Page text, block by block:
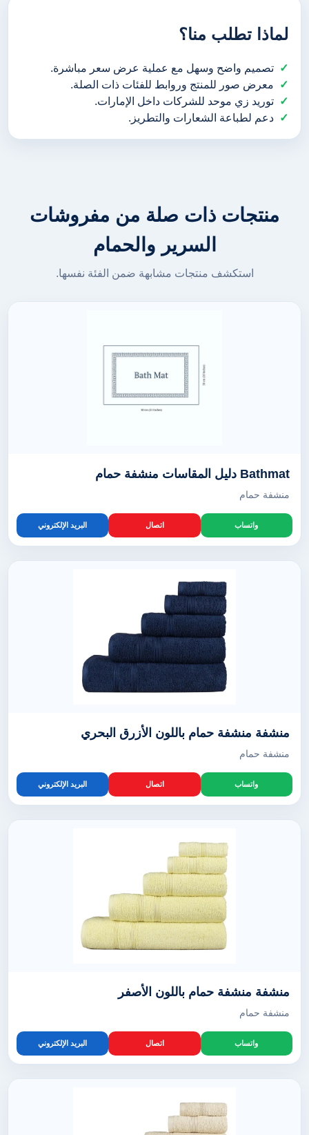
لماذا تطلب منا؟
تصميم واضح وسهل مع عملية عرض سعر مباشرة.
معرض صور للمنتج وروابط للفئات ذات الصلة.
توريد زي موحد للشركات داخل الإمارات.
دعم لطباعة الشعارات والتطريز.
منتجات ذات صلة من مفروشات
السرير والحمام
استكشف منتجات مشابهة ضمن الفئة نفسها.
Bathmat دليل المقاسات منشفة حمام
منشفة حمام
واتساب اتصال البريد الإلكتروني
منشفة منشفة حمام باللون الأزرق البحري
منشفة حمام
واتساب اتصال البريد الإلكتروني
منشفة منشفة حمام باللون الأصفر
منشفة حمام
واتساب اتصال البريد الإلكتروني